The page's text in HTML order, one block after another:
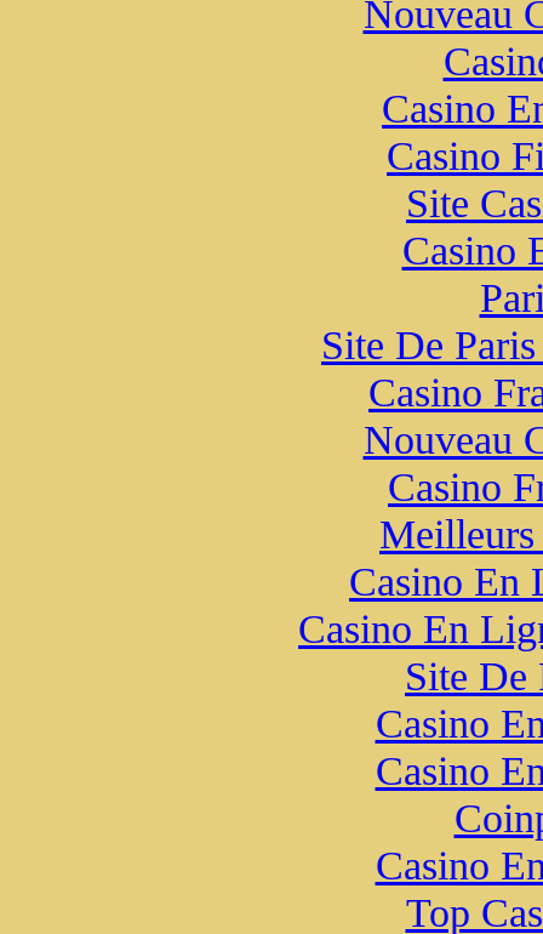
Nouveau
Casino
Casino
Site
Casino
Site De
Casino
Nouveau
Casino
Casino En
Casino En
Site De
Casino
Casino
Casino
Top